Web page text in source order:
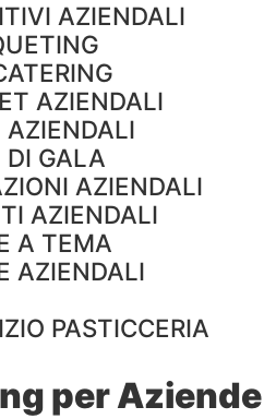
AZIENDALI
AZIENDALI
AZIENDALI
DI GALA
AZIENDALI
AZIENDALI
A TEMA
AZIENDALI
PASTICCERIA
per